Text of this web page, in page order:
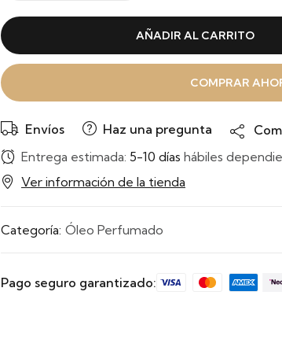
AÑADIR AL CARRITO
COMPRAR
Envíos Haz una pregunta
Entrega estimada: 5-10 días hábiles
Ver información de la tienda
Categoría: Óleo Perfumado
Pago seguro garantizado: